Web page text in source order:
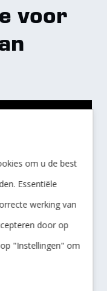
voor
tot
– uiteindelijk
om u de best
Essentiële
werking van
door op
"Instellingen" om